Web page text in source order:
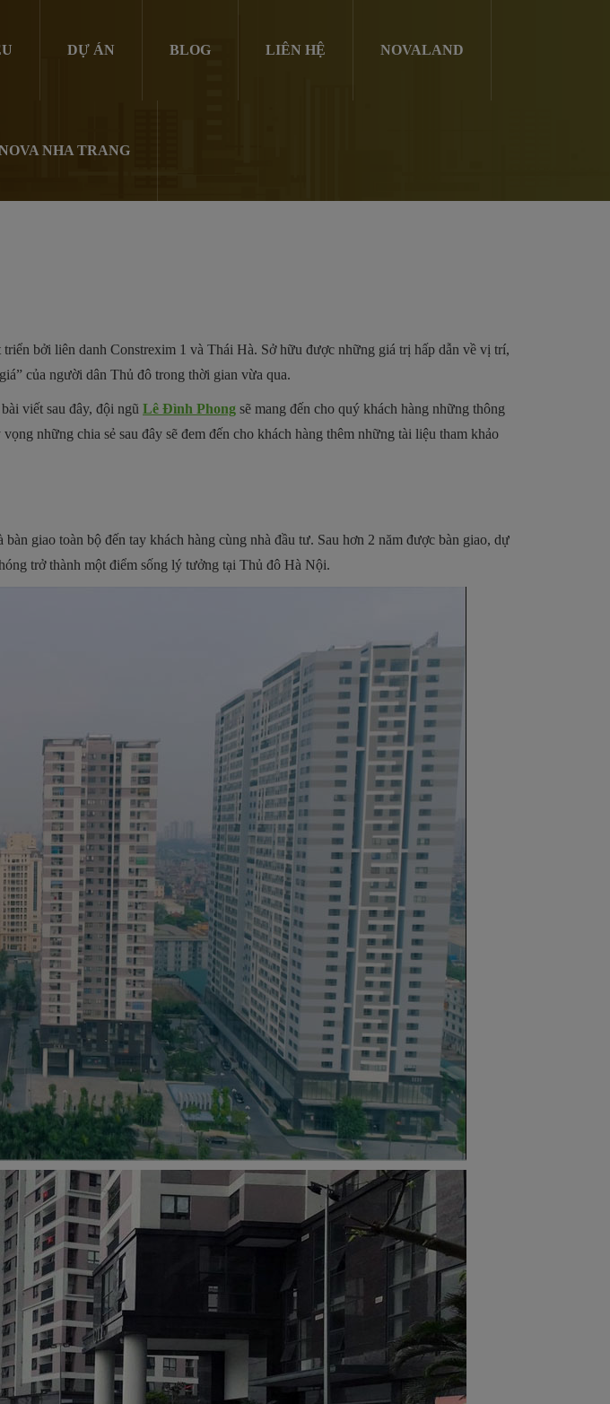
DỰ ÁN BLOG LIÊN HỆ NOVALAND
NHA TRANG
bởi liên danh Constrexim 1 và Thái Hà. Sở hữu được những giá trị hấp dẫn về vị trí,
của người dân Thủ đô trong thời gian vừa qua.
viết sau đây, đội ngũ Lê Đình Phong sẽ mang đến cho quý khách hàng những thông
những chia sẻ sau đây sẽ đem đến cho khách hàng thêm những tài liệu tham khảo
giao toàn bộ đến tay khách hàng cùng nhà đầu tư. Sau hơn 2 năm được bàn giao, dự
trở thành một điểm sống lý tưởng tại Thủ đô Hà Nội.